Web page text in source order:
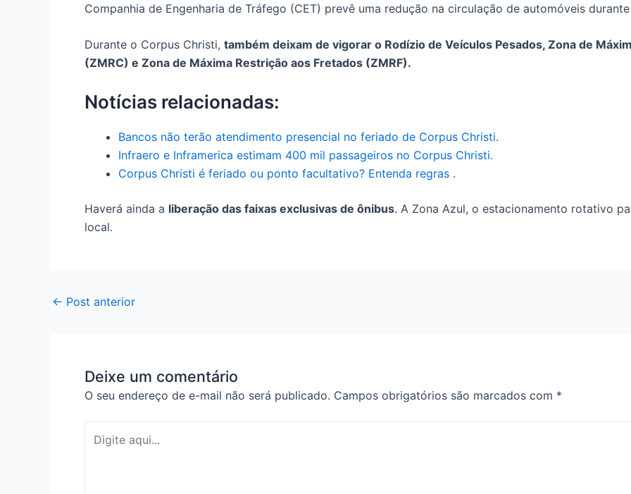
Companhia de Engenharia de Tráfego (CET) prevê uma redução na circulação de automóveis
Durante o Corpus Christi, também deixam de vigorar o Rodízio de Veículos Pesados, Zona de
(ZMRC) e Zona de Máxima Restrição aos Fretados (ZMRF).
Notícias relacionadas:
Bancos não terão atendimento presencial no feriado de Corpus Christi.
Infraero e Inframerica estimam 400 mil passageiros no Corpus Christi.
Corpus Christi é feriado ou ponto facultativo? Entenda regras .
Haverá ainda a liberação das faixas exclusivas de ônibus. A Zona Azul, o estacionamento rotativo
local.
← Post anterior
Deixe um comentário
O seu endereço de e-mail não será publicado. Campos obrigatórios são marcados com *
aqui...